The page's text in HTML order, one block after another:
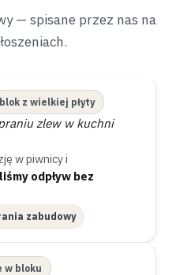
— spisane przez nas na
blok z wielkiej płyty
zlew w kuchni
w piwnicy i
odpływ bez
zabudowy
w bloku